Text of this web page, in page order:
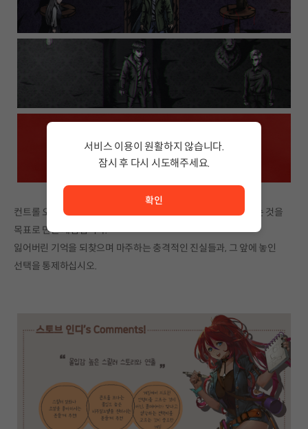
컨트롤 오버는 궁극적으로 유저의 선택에 의해 이야기가 완성되는 것을
목표로 만든 게임입니다.
잃어버린 기억을 되찾으며 마주하는 충격적인 진실들과, 그 앞에 놓인
선택을 통제하십시오.
서비스 이용이 원활하지 않습니다.
잠시 후 다시 시도해주세요.
확인